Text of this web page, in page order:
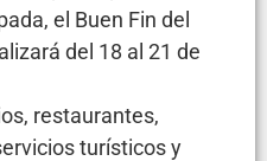
el Buen Fin del
del 18 al 21 de
restaurantes,
turísticos y